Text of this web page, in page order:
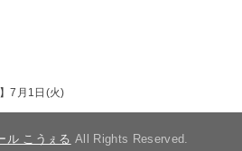
7月1日(火)
ル こうぇる All Rights Reserved.